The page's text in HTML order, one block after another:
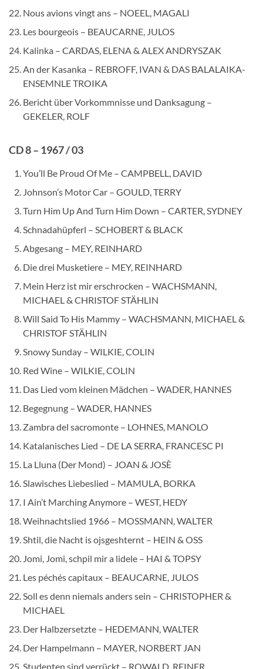
Nous avions vingt ans – NOEEL, MAGALI
Les bourgeois – BEAUCARNE, JULOS
Kalinka – CARDAS, ELENA & ALEX ANDRYSZAK
An der Kasanka – REBROFF, IVAN & DAS BALALAIKA-
ENSEMNLE TROIKA
Bericht über Vorkommnisse und Danksagung –
GEKELER, ROLF
CD 8 – 1967 / 03
You’ll Be Proud Of Me – CAMPBELL, DAVID
Johnson’s Motor Car – GOULD, TERRY
Turn Him Up And Turn Him Down – CARTER, SYDNEY
Schnadahüpferl – SCHOBERT & BLACK
Abgesang – MEY, REINHARD
Die drei Musketiere – MEY, REINHARD
Mein Herz ist mir erschrocken – WACHSMANN,
MICHAEL & CHRISTOF STÄHLIN
Will Said To His Mammy – WACHSMANN, MICHAEL &
CHRISTOF STÄHLIN
Snowy Sunday – WILKIE, COLIN
Red Wine – WILKIE, COLIN
Das Lied vom kleinen Mädchen – WADER, HANNES
Begegnung – WADER, HANNES
Zambra del sacromonte – LOHNES, MANOLO
Katalanisches Lied – DE LA SERRA, FRANCESC PI
La Lluna (Der Mond) – JOAN & JOSÈ
Slawisches Liebeslied – MAMULA, BORKA
I Ain’t Marching Anymore – WEST, HEDY
Weihnachtslied 1966 – MOSSMANN, WALTER
Shtil, die Nacht is ojsgeshternt – HEIN & OSS
Jomi, Jomi, schpil mir a lidele – HAI & TOPSY
Les péchés capitaux – BEAUCARNE, JULOS
Soll es denn niemals anders sein – CHRISTOPHER &
MICHAEL
Der Halbzersetzte – HEDEMANN, WALTER
Der Hampelmann – MAYER, NORBERT JAN
Studenten sind verrückt – ROWALD, REINER